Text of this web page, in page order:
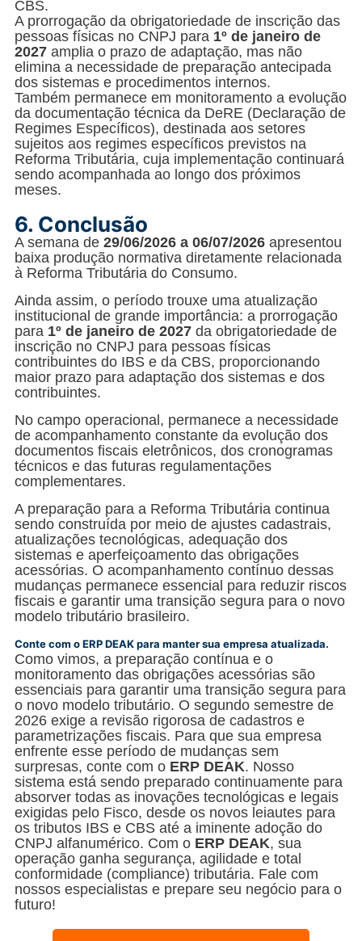
CBS.
A prorrogação da obrigatoriedade de inscrição das
pessoas físicas no CNPJ para 1º de janeiro de
2027 amplia o prazo de adaptação, mas não
elimina a necessidade de preparação antecipada
dos sistemas e procedimentos internos.
Também permanece em monitoramento a evolução
da documentação técnica da DeRE (Declaração de
Regimes Específicos), destinada aos setores
sujeitos aos regimes específicos previstos na
Reforma Tributária, cuja implementação continuará
sendo acompanhada ao longo dos próximos
meses.
6. Conclusão
A semana de 29/06/2026 a 06/07/2026 apresentou
baixa produção normativa diretamente relacionada
à Reforma Tributária do Consumo.
Ainda assim, o período trouxe uma atualização
institucional de grande importância: a prorrogação
para 1º de janeiro de 2027 da obrigatoriedade de
inscrição no CNPJ para pessoas físicas
contribuintes do IBS e da CBS, proporcionando
maior prazo para adaptação dos sistemas e dos
contribuintes.
No campo operacional, permanece a necessidade
de acompanhamento constante da evolução dos
documentos fiscais eletrônicos, dos cronogramas
técnicos e das futuras regulamentações
complementares.
A preparação para a Reforma Tributária continua
sendo construída por meio de ajustes cadastrais,
atualizações tecnológicas, adequação dos
sistemas e aperfeiçoamento das obrigações
acessórias. O acompanhamento contínuo dessas
mudanças permanece essencial para reduzir riscos
fiscais e garantir uma transição segura para o novo
modelo tributário brasileiro.
Conte com o ERP DEAK para manter sua empresa atualizada.
Como vimos, a preparação contínua e o
monitoramento das obrigações acessórias são
essenciais para garantir uma transição segura para
o novo modelo tributário. O segundo semestre de
2026 exige a revisão rigorosa de cadastros e
parametrizações fiscais. Para que sua empresa
enfrente esse período de mudanças sem
surpresas, conte com o ERP DEAK. Nosso
sistema está sendo preparado continuamente para
absorver todas as inovações tecnológicas e legais
exigidas pelo Fisco, desde os novos leiautes para
os tributos IBS e CBS até a iminente adoção do
CNPJ alfanumérico. Com o ERP DEAK, sua
operação ganha segurança, agilidade e total
conformidade (compliance) tributária. Fale com
nossos especialistas e prepare seu negócio para o
futuro!